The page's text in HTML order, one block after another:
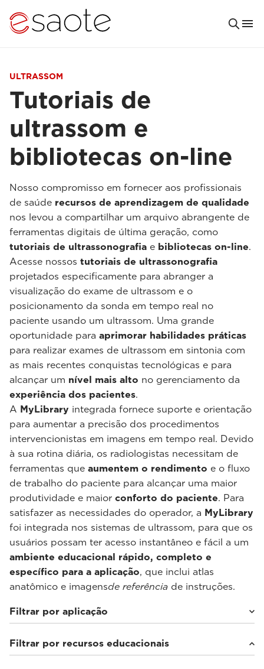
ULTRASSOM
Tutoriais de
ultrassom e
bibliotecas on-line
Nosso compromisso em fornecer aos profissionais
de saúde recursos de aprendizagem de qualidade
nos levou a compartilhar um arquivo abrangente de
ferramentas digitais de última geração, como
tutoriais de ultrassonografia e bibliotecas on-line.
Acesse nossos tutoriais de ultrassonografia
projetados especificamente para abranger a
visualização do exame de ultrassom e o
posicionamento da sonda em tempo real no
paciente usando um ultrassom. Uma grande
oportunidade para aprimorar habilidades práticas
para realizar exames de ultrassom em sintonia com
as mais recentes conquistas tecnológicas e para
alcançar um nível mais alto no gerenciamento da
experiência dos pacientes.
A MyLibrary integrada fornece suporte e orientação
para aumentar a precisão dos procedimentos
intervencionistas em imagens em tempo real. Devido
à sua rotina diária, os radiologistas necessitam de
ferramentas que aumentem o rendimento e o fluxo
de trabalho do paciente para alcançar uma maior
produtividade e maior conforto do paciente. Para
satisfazer as necessidades do operador, a MyLibrary
foi integrada nos sistemas de ultrassom, para que os
usuários possam ter acesso instantâneo e fácil a um
ambiente educacional rápido, completo e
específico para a aplicação, que inclui atlas
anatômico e imagensde referência de instruções.
Filtrar por aplicação
Cardiovascular(5)
Imagem geral(33)
Filtrar por recursos educacionais